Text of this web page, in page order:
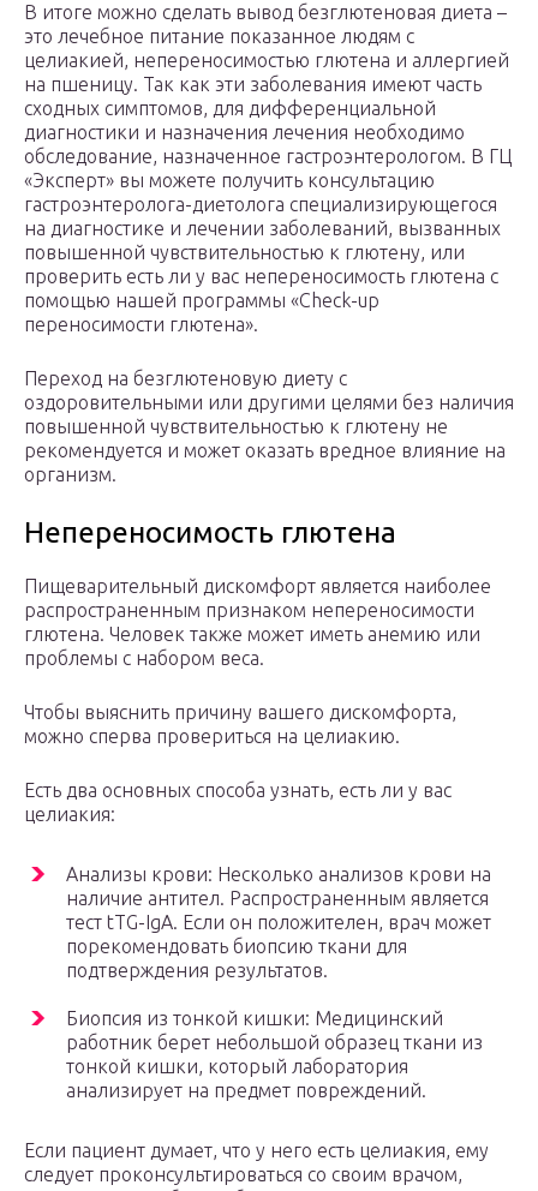
В итоге можно сделать вывод безглютеновая диета –
это лечебное питание показанное людям с
целиакией, непереносимостью глютена и аллергией
на пшеницу. Так как эти заболевания имеют часть
сходных симптомов, для дифференциальной
диагностики и назначения лечения необходимо
обследование, назначенное гастроэнтерологом. В ГЦ
«Эксперт» вы можете получить консультацию
гастроэнтеролога-диетолога специализирующегося
на диагностике и лечении заболеваний, вызванных
повышенной чувствительностью к глютену, или
проверить есть ли у вас непереносимость глютена с
помощью нашей программы «Check-up
переносимости глютена».
Переход на безглютеновую диету с
оздоровительными или другими целями без наличия
повышенной чувствительностью к глютену не
рекомендуется и может оказать вредное влияние на
организм.
Непереносимость глютена
Пищеварительный дискомфорт является наиболее
распространенным признаком непереносимости
глютена. Человек также может иметь анемию или
проблемы с набором веса.
Чтобы выяснить причину вашего дискомфорта,
можно сперва провериться на целиакию.
Есть два основных способа узнать, есть ли у вас
целиакия:
Анализы крови: Несколько анализов крови на
наличие антител. Распространенным является
тест tTG-IgA. Если он положителен, врач может
порекомендовать биопсию ткани для
подтверждения результатов.
Биопсия из тонкой кишки: Медицинский
работник берет небольшой образец ткани из
тонкой кишки, который лаборатория
анализирует на предмет повреждений.
Если пациент думает, что у него есть целиакия, ему
следует проконсультироваться со своим врачом,